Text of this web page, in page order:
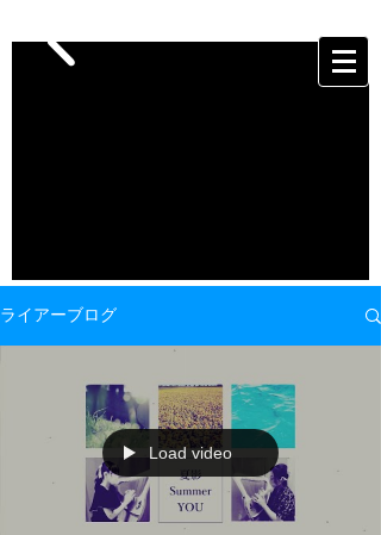
ライアーブログ
Load video